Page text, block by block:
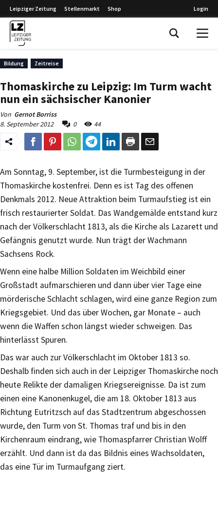
Leipziger Zeitung Stellenmarkt Shop Login
Bildung Zeitreise
Thomaskirche zu Leipzig: Im Turm wacht
nun ein sächsischer Kanonier
Von Gernot Borriss
8. September 2012
0 44
Am Sonntag, 9. September, ist die Turmbesteigung in der
Thomaskirche kostenfrei. Denn es ist Tag des offenen
Denkmals 2012. Neue Attraktion beim Turmaufstieg ist ein
frisch restaurierter Soldat. Das Wandgemälde entstand kurz
nach der Völkerschlacht 1813, als die Kirche als Lazarett und
Gefängnis genutzt wurde. Nun trägt der Wachmann
Sachsens Rock.
Wenn eine halbe Million Soldaten im Weichbild einer
Großstadt aufmarschieren und dann über vier Tage eine
mörderische Schlacht schlagen, wird eine ganze Region zum
Kriegsgebiet. Und das über Wochen, gar Monate – auch
wenn die Waffen schon längst wieder schweigen. Das
hinterlässt Spuren.
Das war auch zur Völkerschlacht im Oktober 1813 so.
Deshalb finden sich auch in der Leipziger Thomaskirche noch
heute Relikte der damaligen Kriegsereignisse. Da ist zum
einen eine Kanonenkugel, die am 18. Oktober 1813 aus
Richtung Eutritzsch auf das Stadtzentrum abgeschossen
wurde, den Turm von St. Thomas traf und bis in den
Kirchenraum eindrang, wie Thomaspfarrer Christian Wolff
erzählt. Und dann ist da das Bildnis eines Wachsoldaten,
das eine Tür im Turmaufgang ziert.